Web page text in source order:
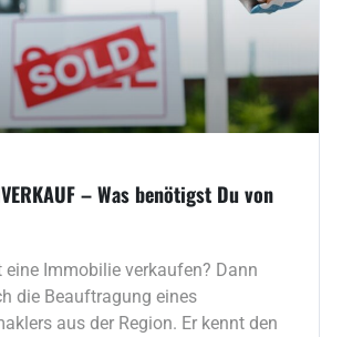
– Was benötigst Du von
eine Immobilie verkaufen? Dann
die Beauftragung eines
aus der Region. Er kennt den